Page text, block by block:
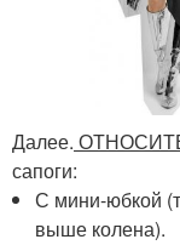
Далее.
сапоги:
С мини-юбкой
выше колена).